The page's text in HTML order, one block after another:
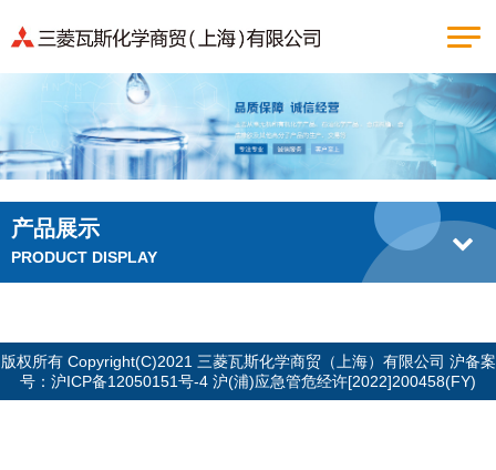
产品展示
PRODUCT DISPLAY
版权所有 Copyright(C)2021 三菱瓦斯化学商贸（上海）有限公司 沪备案
号： 沪ICP备12050151号-4 沪(浦)应急管危经许[2022]200458(FY)